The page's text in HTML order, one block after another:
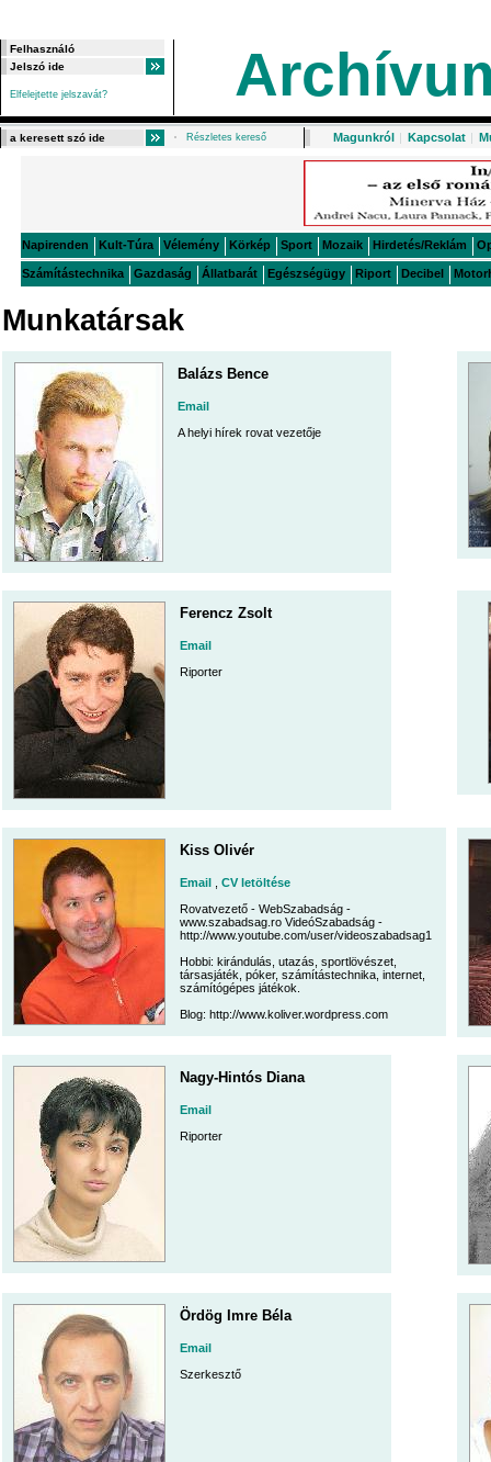
Elfelejtette jelszavát?
Részletes kereső Magunkról | Kapcsolat |
Napirenden Kult-Túra Vélemény Körkép Sport Mozaik Hirdetés/Reklám
Számítástechnika Gazdaság Állatbarát Egészségügy Riport Decibel
Munkatársak
Balázs Bence
Email
A helyi hírek rovat vezetője
Ferencz Zsolt
Email
Riporter
Kiss Olivér
Email
CV letöltése
Rovatvezető - WebSzabadság -
www.szabadsag.ro VideóSzabadság -
http://www.youtube.com/user/videoszabadsag1
Hobbi: kirándulás, utazás, sportlövészet,
társasjáték, póker, számítástechnika, internet,
számítógépes játékok.
Blog: http://www.koliver.wordpress.com
Nagy-Hintós Diana
Email
Riporter
Ördög Imre Béla
Email
Szerkesztő